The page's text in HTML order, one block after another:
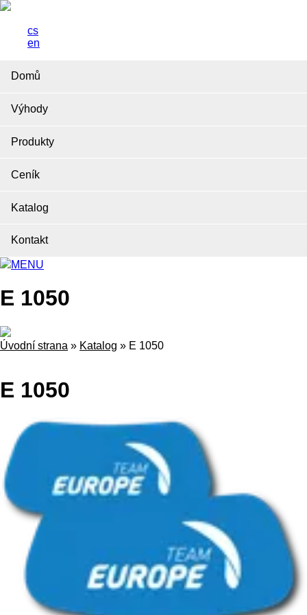
cs
en
Domů
Výhody
Produkty
Ceník
Katalog
Kontakt
MENU
E 1050
Úvodní strana » Katalog » E 1050
E 1050